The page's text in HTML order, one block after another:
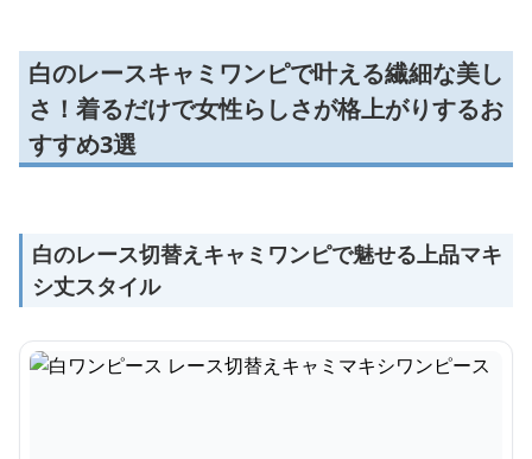
白のレースキャミワンピで叶える繊細な美し
さ！着るだけで女性らしさが格上がりするお
すすめ3選
白のレース切替えキャミワンピで魅せる上品マキ
シ丈スタイル